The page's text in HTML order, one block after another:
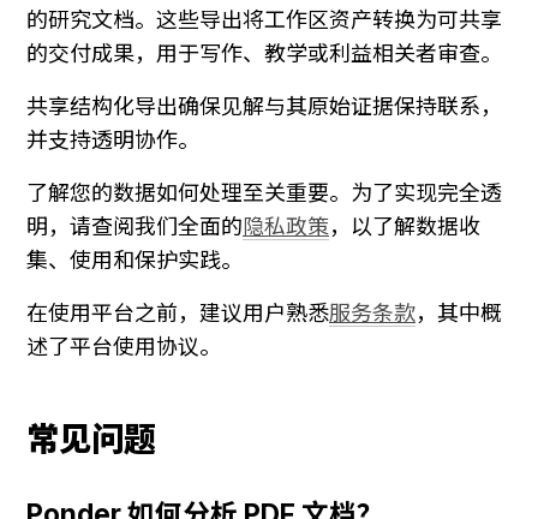
的研究文档。这些导出将工作区资产转换为可共享
的交付成果，用于写作、教学或利益相关者审查。
共享结构化导出确保见解与其原始证据保持联系，
并支持透明协作。
了解您的数据如何处理至关重要。为了实现完全透
明，请查阅我们全面的隐私政策，以了解数据收
集、使用和保护实践。
在使用平台之前，建议用户熟悉服务条款，其中概
述了平台使用协议。
常见问题